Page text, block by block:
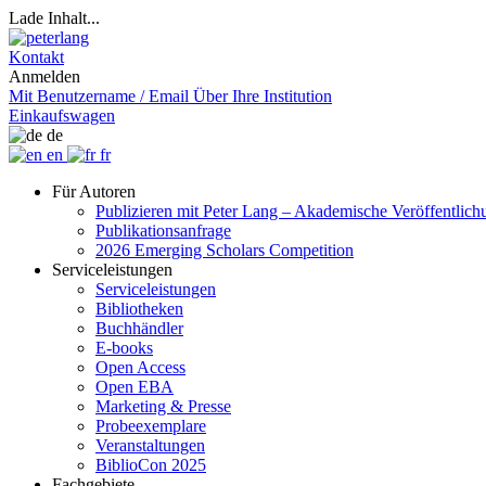
Lade Inhalt...
Kontakt
Anmelden
Mit Benutzername / Email Über Ihre Institution
Einkaufswagen
de
en
fr
Für Autoren
Publizieren mit Peter Lang – Akademische
Publikationsanfrage
2026 Emerging Scholars Competition
Serviceleistungen
Serviceleistungen
Bibliotheken
Buchhändler
E-books
Open Access
Open EBA
Marketing & Presse
Probeexemplare
Veranstaltungen
BiblioCon 2025